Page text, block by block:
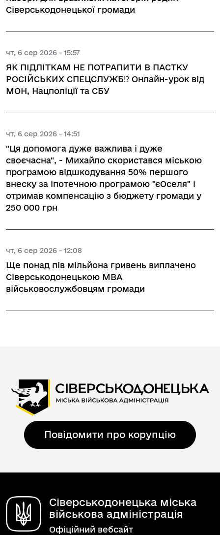
Сіверськодонецької громади
чт, 6 сер 2026 - 15:57
ЯК ПІДЛІТКАМ НЕ ПОТРАПИТИ В ПАСТКУ
РОСІЙСЬКИХ СПЕЦСЛУЖБ⁉️ Онлайн-урок від
МОН, Нацполіції та СБУ
чт, 6 сер 2026 - 14:51
"Ця допомога дуже важлива і дуже
своєчасна", - Михайло скористався міською
програмою відшкодування 50% першого
внеску за іпотечною програмою "єОселя" і
отримав компенсацію з бюджету громади у
250 000 грн
чт, 6 сер 2026 - 12:08
Ще понад пів мільйона гривень виплачено
Сіверськодонецькою МВА
військовослужбовцям громади
Повідомити про корупцію
Сіверськодонецька міська
військова адміністрація
Офіційний вебсайт